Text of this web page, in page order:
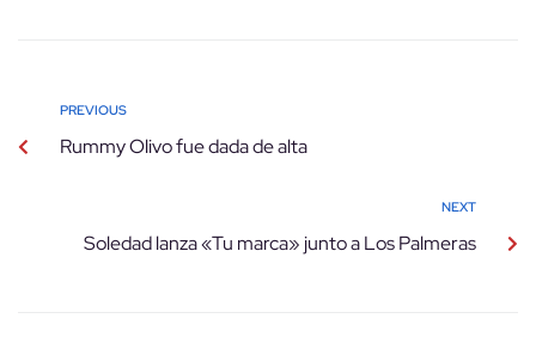
PREVIOUS
Rummy Olivo fue dada de alta
NEXT
Soledad lanza «Tu marca» junto a Los Palmeras